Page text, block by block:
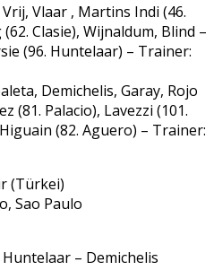
Vrij, Vlaar , Martins Indi (46.
Clasie), Wijnaldum, Blind –
(96. Huntelaar) – Trainer:
Demichelis, Garay, Rojo
(81. Palacio), Lavezzi (101.
(82. Aguero) – Trainer:
(Türkei)
Sao Paulo
– Demichelis